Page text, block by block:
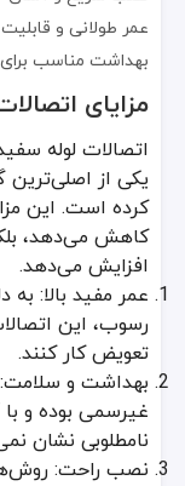
زانو (Elbow): برای تغییر مسیر 90 یا 45 درجه جریان آب
سه‌راهی (Tee): جهت انشعاب‌گیری به‌صورت سه‌راه
بوشن (Coupling): برای اتصال خطی دو لوله هم‌اندازه
این اتصالات در
اتصالات پیچی
اتصالات پیچی برای
مزایای اتصالات پیچی
سرعت نصب بدون
قابلیت باز و بست
مناسب برای اتصال
اتصالات جوشی
گاهی اوقات در
ترکیب پلیمر و فلز:
نصب آسان: یک
کاربرد چندمنظوره:
عمر طولانی و
بهداشت مناسب
مزایای
اتصالات لوله
یکی از
کرده است. این
کاهش می‌دهد،
افزایش می‌دهد.
عمر مفید بالا: به
رسوب، این
تعویض کار کنند.
بهداشت و سلامت:
غیرسمی بوده و
نامطلوبی نشان
نصب راحت: